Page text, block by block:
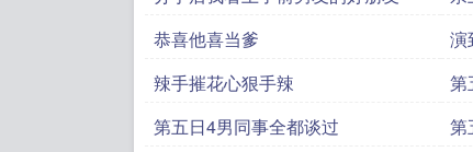
恭喜他喜当爹
演
辣手摧花心狠手辣
第
第五日4男同事全都谈过
第